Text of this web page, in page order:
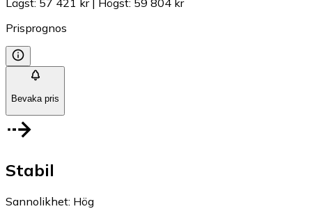
Prisprognos
Bevaka pris
Stabil
Sannolikhet: Hög